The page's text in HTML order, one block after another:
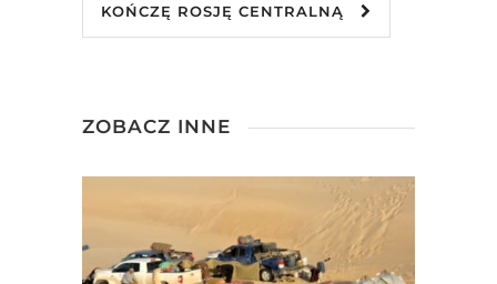
KOŃCZĘ ROSJĘ CENTRALNĄ
ZOBACZ INNE